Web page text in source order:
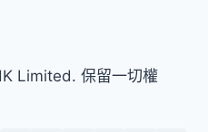
Limited. 保留一切權